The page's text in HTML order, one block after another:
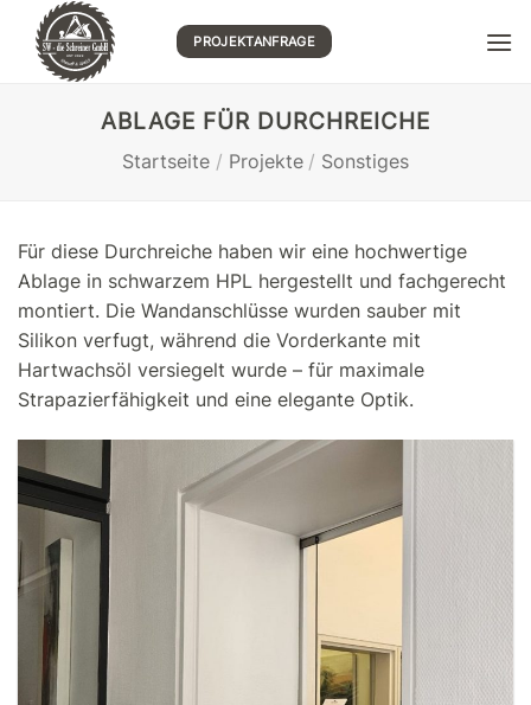
Inhalt
springen
PROJEKTANFRAGE
ABLAGE FÜR DURCHREICHE
Startseite / Projekte / Sonstiges
Für diese Durchreiche haben wir eine hochwertige
Ablage in schwarzem HPL hergestellt und fachgerecht
montiert. Die Wandanschlüsse wurden sauber mit
Silikon verfugt, während die Vorderkante mit
Hartwachsöl versiegelt wurde – für maximale
Strapazierfähigkeit und eine elegante Optik.